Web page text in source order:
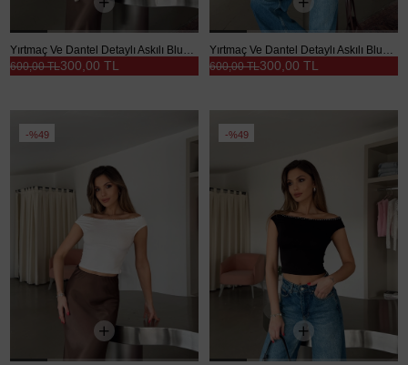
Yırtmaç Ve Dantel Detaylı Askılı Bluz - Ekru
300,00 TL
600,00 TL
Yırtmaç Ve Dantel Detaylı Askılı Bluz - Kahve
300,00 TL
600,00 TL
%49 %49